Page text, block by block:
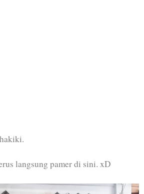
langsung pamer di sini. xD